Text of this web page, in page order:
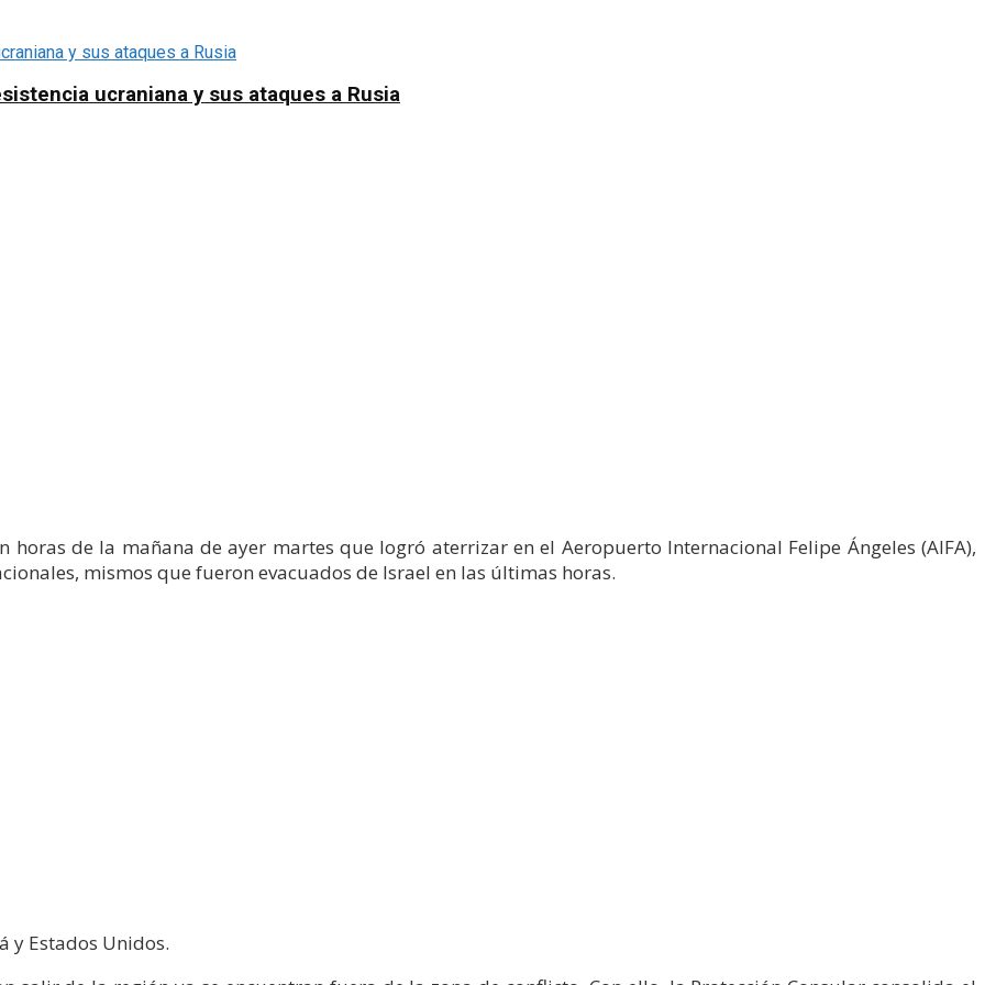
ucraniana y sus ataques a Rusia
horas de la mañana de ayer martes que logró aterrizar en el Aeropuerto Internacional Felipe Ángeles (AIFA),
mismos que fueron evacuados de Israel en las últimas horas.
y Estados Unidos.